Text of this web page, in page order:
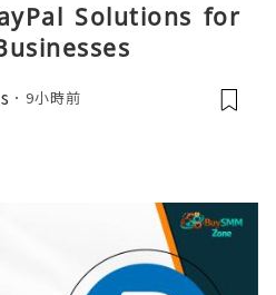
Solutions for
9小時前